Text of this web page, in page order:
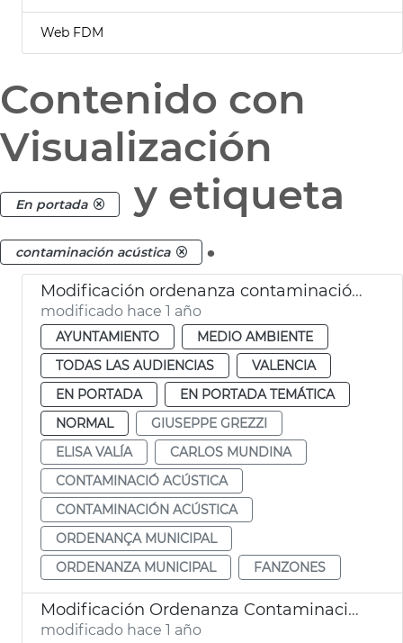
Web FDM
Contenido con
Visualización
En portada y etiqueta
contaminación acústica .
Modificación ordenanza contaminación acústica València y Plan Municipal contaminación acústica
modificado hace 1 año
AYUNTAMIENTO
MEDIO AMBIENTE
TODAS LAS AUDIENCIAS
VALENCIA
EN PORTADA
EN PORTADA TEMÁTICA
NORMAL
GIUSEPPE GREZZI
ELISA VALÍA
CARLOS MUNDINA
CONTAMINACIÓ ACÚSTICA
CONTAMINACIÓN ACÚSTICA
ORDENANÇA MUNICIPAL
ORDENANZA MUNICIPAL
FANZONES
Modificación Ordenanza Contaminación Acústica de València
modificado hace 1 año